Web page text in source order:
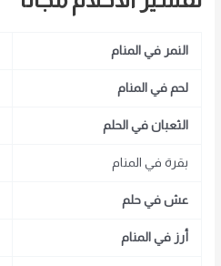
النمر في المنام
لحم في المنام
الثعبان في الحلم
بقرة في المنام
عش في حلم
أرز في المنام